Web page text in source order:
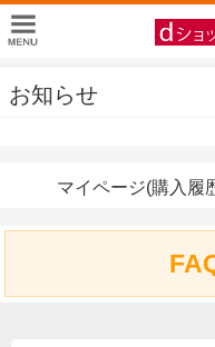
お知らせ
マイページ(購入履